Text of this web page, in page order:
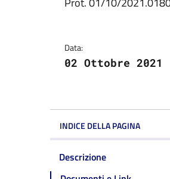
Dettagli
Data:
02 Ottobre 2021
INDICE DELLA PAGINA
Descrizione